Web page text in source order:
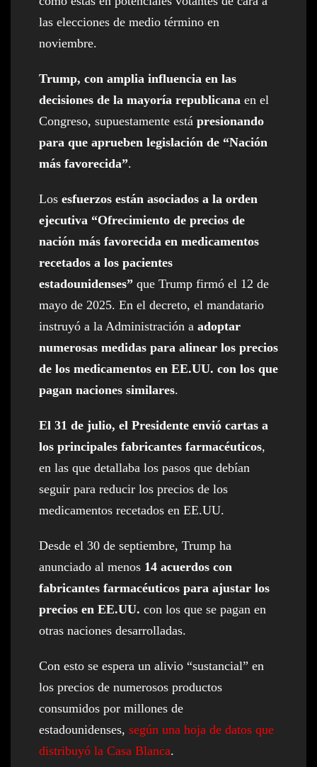
las elecciones de medio término en
noviembre.
Trump, con amplia influencia en las
decisiones de la mayoría republicana en el
Congreso, supuestamente está presionando
para que aprueben legislación de “Nación
más favorecida”.
Los esfuerzos están asociados a la orden
ejecutiva “Ofrecimiento de precios de
nación más favorecida en medicamentos
recetados a los pacientes
estadounidenses” que Trump firmó el 12 de
mayo de 2025. En el decreto, el mandatario
instruyó a la Administración a adoptar
numerosas medidas para alinear los precios
de los medicamentos en EE.UU. con los que
pagan naciones similares.
El 31 de julio, el Presidente envió cartas a
los principales fabricantes farmacéuticos,
en las que detallaba los pasos que debían
seguir para reducir los precios de los
medicamentos recetados en EE.UU.
Desde el 30 de septiembre, Trump ha
anunciado al menos 14 acuerdos con
fabricantes farmacéuticos para ajustar los
precios en EE.UU. con los que se pagan en
otras naciones desarrolladas.
Con esto se espera un alivio “sustancial” en
los precios de numerosos productos
consumidos por millones de
estadounidenses, según una hoja de datos que
distribuyó la Casa Blanca.